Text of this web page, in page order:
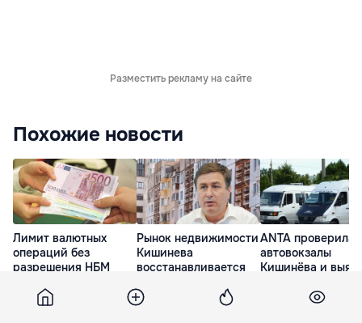
Разместить рекламу на сайте
Похожие новости
Лимит валютных
операций без
разрешения НБМ
евро
Рынок недвижимости
Кишинева
восстанавливается
пригородах
ANTA проверила
автовокзалы
Кишинёва и
4 часа назад